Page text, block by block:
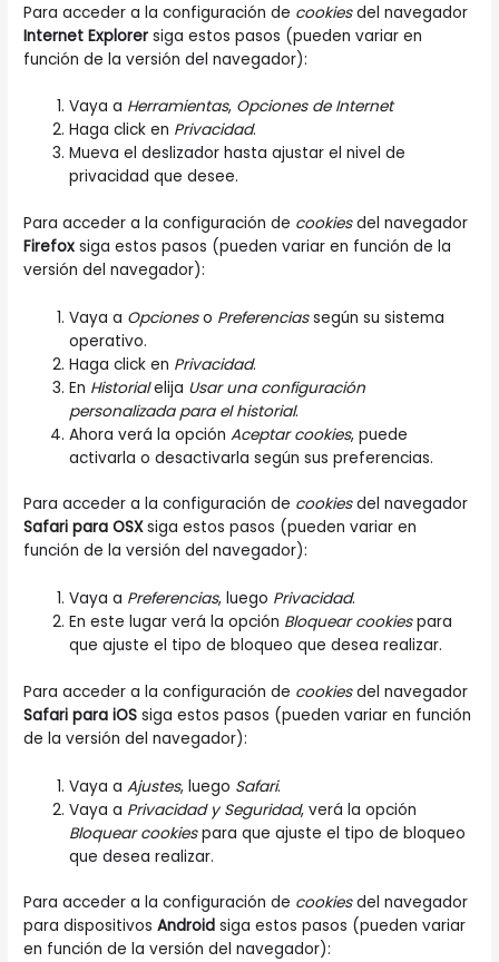
Para acceder a la configuración de cookiesdel navegador
Internet Explorer siga estos pasos (pueden variar en
función de la versión del navegador):
Vaya a Herramientas, Opciones de Internet
Haga click en Privacidad.
Mueva el deslizador hasta ajustar el nivel de
privacidad que desee.
Para acceder a la configuración de cookiesdel navegador
Firefox siga estos pasos (pueden variar en función de la
versión del navegador):
Vaya a Opcioneso Preferenciassegún su sistema
operativo.
Haga click en Privacidad.
En Historialelija Usar una configuración
personalizada para el historial.
Ahora verá la opciónAceptar cookies, puede
activarla o desactivarla según sus preferencias.
Para acceder a la configuración de cookiesdel navegador
Safari para OSXsiga estos pasos (pueden variar en
función de la versión del navegador):
Vaya a Preferencias, luego Privacidad.
En este lugar verá la opción Bloquear cookiespara
que ajuste el tipo de bloqueo que desea realizar.
Para acceder a la configuración de cookiesdel navegador
Safari para iOS siga estos pasos (pueden variar en función
de la versión del navegador):
Vaya aAjustes, luego Safari.
Vaya a Privacidad y Seguridad, verá la opción
Bloquear cookiespara que ajuste el tipo de bloqueo
que desea realizar.
Para acceder a la configuración de cookiesdel navegador
para dispositivosAndroid siga estos pasos (pueden variar
en función de la versión del navegador):